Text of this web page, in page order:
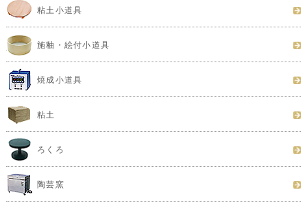
粘土小道具
施釉・絵付小道具
焼成小道具
粘土
ろくろ
陶芸窯